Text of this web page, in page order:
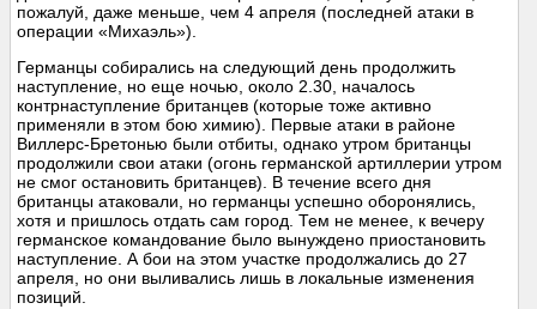
пожалуй, даже меньше, чем 4 апреля (последней атаки в
операции «Михаэль»).
Германцы собирались на следующий день продолжить
наступление, но еще ночью, около 2.30, началось
контрнаступление британцев (которые тоже активно
применяли в этом бою химию). Первые атаки в районе
Виллерс-Бретонью были отбиты, однако утром британцы
продолжили свои атаки (огонь германской артиллерии утром
не смог остановить британцев). В течение всего дня
британцы атаковали, но германцы успешно оборонялись,
хотя и пришлось отдать сам город. Тем не менее, к вечеру
германское командование было вынуждено приостановить
наступление. А бои на этом участке продолжались до 27
апреля, но они выливались лишь в локальные изменения
позиций.